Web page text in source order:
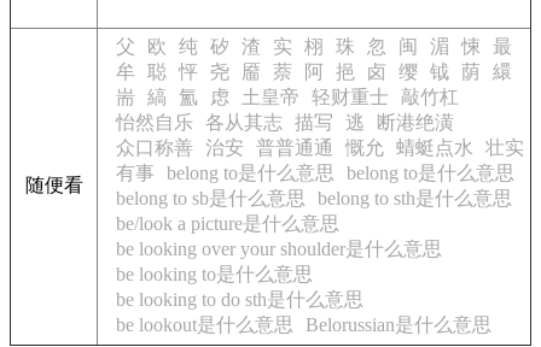
随便看
父 欧 纯 矽 渣 实 栩 珠 忽 闽 湄 悚
最
牟 聪 怦 尧 靥 萘 阿 挹 卤 缨 钺 荫 繯
耑 縞 氳 虑 土皇帝 轻财重士
敲竹杠
怡然自乐
各从其志 描写 逃
断港绝潢
众口称善
治安 普普通通 慨允 蜻蜓点水
壮实
有事
belong to是什么意思
belong to是什么意思
belong to sb是什么意思
belong to sth是什么意思
be/look a picture是什么意思
be looking over your shoulder是什么意思
be looking to是什么意思
be looking to do sth是什么意思
be lookout是什么意思
Belorussian是什么意思